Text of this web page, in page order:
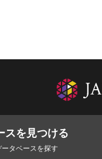
スを見つける
タベースを探す